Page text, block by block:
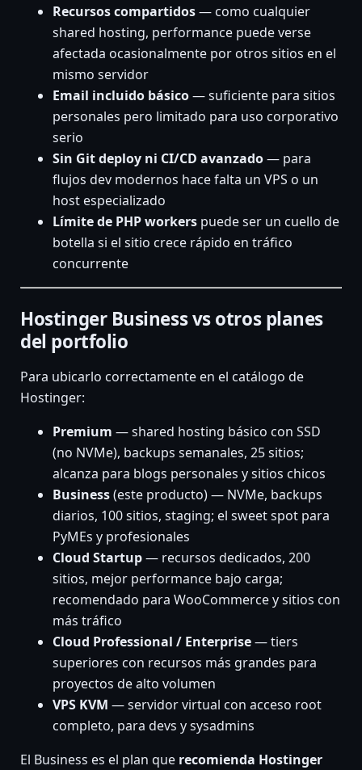
Recursos compartidos— como cualquier
shared hosting, performance puede verse
afectada ocasionalmente por otros sitios en el
mismo servidor
Email incluido básico— suficiente para sitios
personales pero limitado para uso corporativo
serio
Sin Git deploy ni CI/CD avanzado— para
flujos dev modernos hace falta un VPS o un
host especializado
Límite de PHP workers puede ser un cuello de
botella si el sitio crece rápido en tráfico
concurrente
Hostinger Business vs otros planes
del portfolio
Para ubicarlo correctamente en el catálogo de
Hostinger:
Premium — shared hosting básico con SSD
(no NVMe), backups semanales, 25 sitios;
alcanza para blogs personales y sitios chicos
Business(este producto) — NVMe, backups
diarios, 100 sitios, staging; el sweet spot para
PyMEs y profesionales
Cloud Startup— recursos dedicados, 200
sitios, mejor performance bajo carga;
recomendado para WooCommerce y sitios con
más tráfico
Cloud Professional / Enterprise— tiers
superiores con recursos más grandes para
proyectos de alto volumen
VPS KVM — servidor virtual con acceso root
completo, para devs y sysadmins
El Business es el plan que recomienda Hostinger